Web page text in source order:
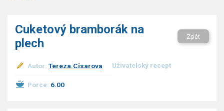
hovězí, telecí
vepřové
ryby
ostatní maso
Cuketový bramborák na
plech
Zpět
Autor: Tereza.Cisarova Uživatelský recept
Porce: 6.00